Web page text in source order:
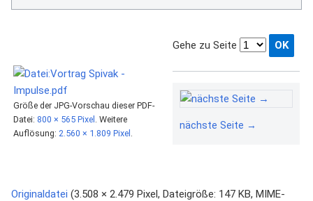
Größe der JPG-Vorschau dieser PDF-
Datei: 800 × 565 Pixel . Weitere
Auflösung: 2.560 × 1.809 Pixel .
Gehe zu Seite
nächste Seite →
Originaldatei (3.508 × 2.479 Pixel, Dateigröße: 147 KB, MIME-